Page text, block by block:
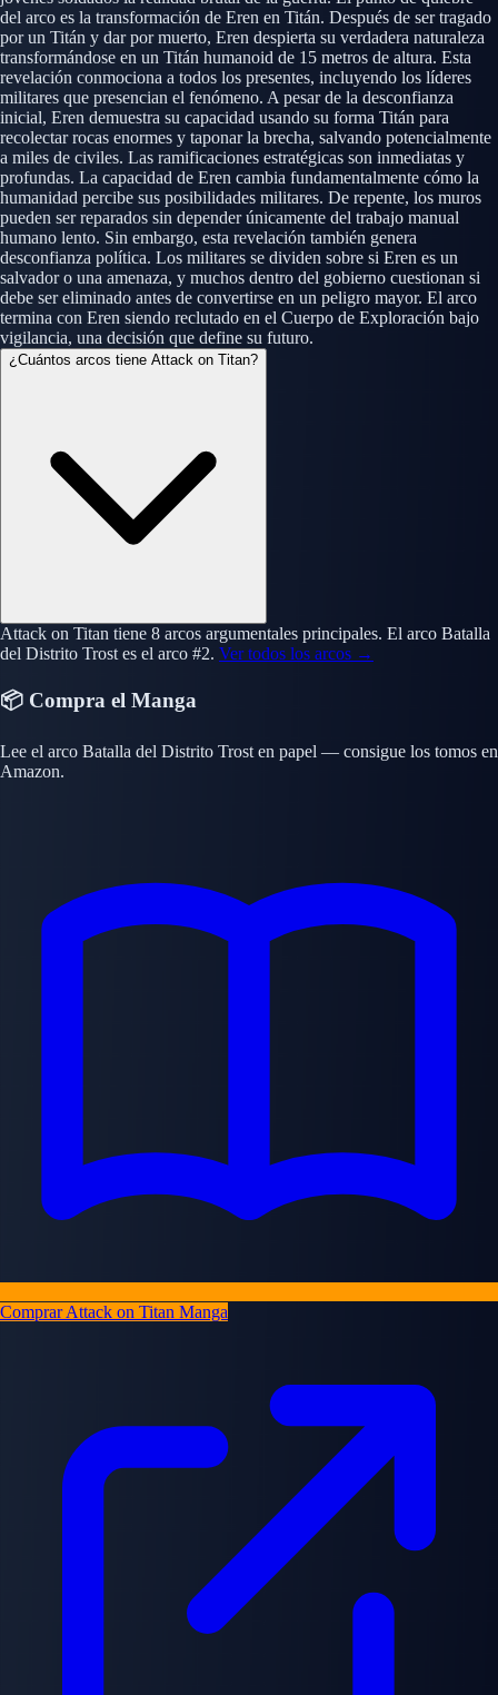
del arco es la transformación de Eren en Titán. Después de ser tragado
por un Titán y dar por muerto, Eren despierta su verdadera naturaleza
transformándose en un Titán humanoid de 15 metros de altura. Esta
revelación conmociona a todos los presentes, incluyendo los líderes
militares que presencian el fenómeno. A pesar de la desconfianza
inicial, Eren demuestra su capacidad usando su forma Titán para
recolectar rocas enormes y taponar la brecha, salvando potencialmente
a miles de civiles. Las ramificaciones estratégicas son inmediatas y
profundas. La capacidad de Eren cambia fundamentalmente cómo la
humanidad percibe sus posibilidades militares. De repente, los muros
pueden ser reparados sin depender únicamente del trabajo manual
humano lento. Sin embargo, esta revelación también genera
desconfianza política. Los militares se dividen sobre si Eren es un
salvador o una amenaza, y muchos dentro del gobierno cuestionan si
debe ser eliminado antes de convertirse en un peligro mayor. El arco
termina con Eren siendo reclutado en el Cuerpo de Exploración bajo
vigilancia, una decisión que define su futuro.
¿Cuántos arcos tiene Attack on Titan?
Attack on Titan tiene 8 arcos argumentales principales. El arco Batalla
del Distrito Trost es el arco #2. Ver todos los arcos →
📦 Compra el Manga
Lee el arco Batalla del Distrito Trost en papel — consigue los tomos en
Amazon.
Comprar Attack on Titan Manga